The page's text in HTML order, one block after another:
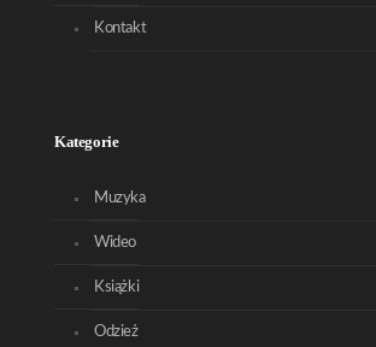
Kontakt
Kategorie
Muzyka
Wideo
Książki
Odzież